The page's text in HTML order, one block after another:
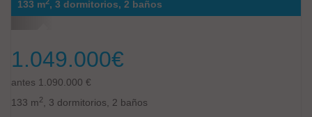
133 m , 3 dormitorios, 2 baños
1.049.000€
antes 1.090.000 €
133 m2 , 3 dormitorios, 2 baños